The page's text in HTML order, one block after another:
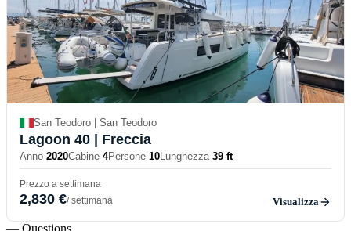
San Teodoro | San Teodoro
Lagoon 40 | Freccia
Anno 2020Cabine 4Persone 10Lunghezza 39 ft
Prezzo a settimana
2,830 €/ settimana Visualizza
— Questions